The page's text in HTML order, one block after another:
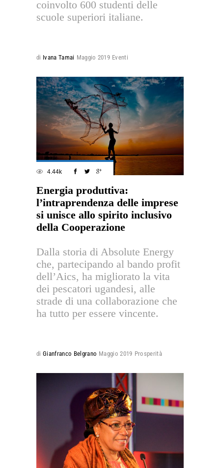
coinvolto 600 studenti delle
scuole superiori italiane.
di Ivana Tamai Maggio 2019 Eventi
4.44k
Energia produttiva:
l’intraprendenza delle imprese
si unisce allo spirito inclusivo
della Cooperazione
Dalla storia di Absolute Energy
che, partecipando al bando profit
dell’Aics, ha migliorato la vita
dei pescatori ugandesi, alle
strade di una collaborazione che
ha tutto per essere vincente.
di Gianfranco Belgrano Maggio 2019 Prosperità